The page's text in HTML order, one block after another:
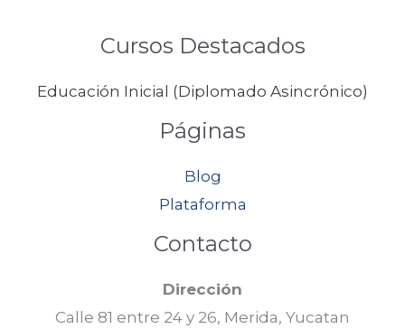
Cursos Destacados
Educación Inicial (Diplomado Asincrónico)
Páginas
Blog
Plataforma
Contacto
Dirección
Calle 81 entre 24 y 26, Merida, Yucatan